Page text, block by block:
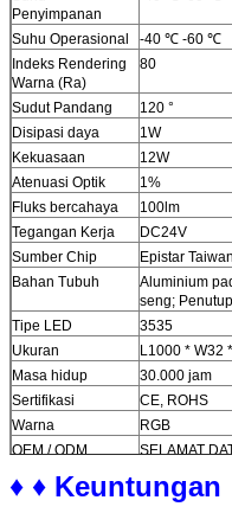
Penyimpanan
Suhu Operasional
-40 ℃ -60 ℃
Indeks Rendering
Warna (Ra)
80
Sudut Pandang
120 °
Disipasi daya
1W
Kekuasaan
12W
Atenuasi Optik
1%
Fluks bercahaya
100lm
Tegangan Kerja
DC24V
Sumber Chip
Epistar Taiwan
Bahan Tubuh
Aluminium
seng;
Tipe LED
3535
Ukuran
L1000 * W32
Masa hidup
30.000 jam
Sertifikasi
CE, ROHS
Warna
RGB
OEM / ODM
SELAMAT
Perlindungan
Qty / karton
28pcs
♦ ♦ Keuntungan